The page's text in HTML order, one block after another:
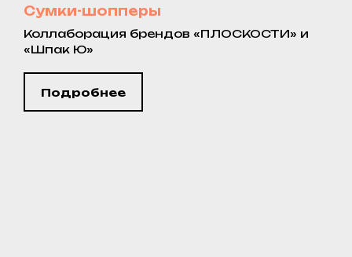
Сумки-шопперы
Коллаборация брендов «ПЛОСКОСТИ» и
«Шпак Ю»
Подробнее